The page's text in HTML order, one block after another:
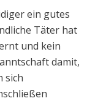
ein gutes
Täter hat
und kein
damit,
sich